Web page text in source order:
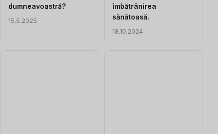
dumneavoastră?
15.5.2025
îmbătrânirea
sănătoasă.
18.10.2024